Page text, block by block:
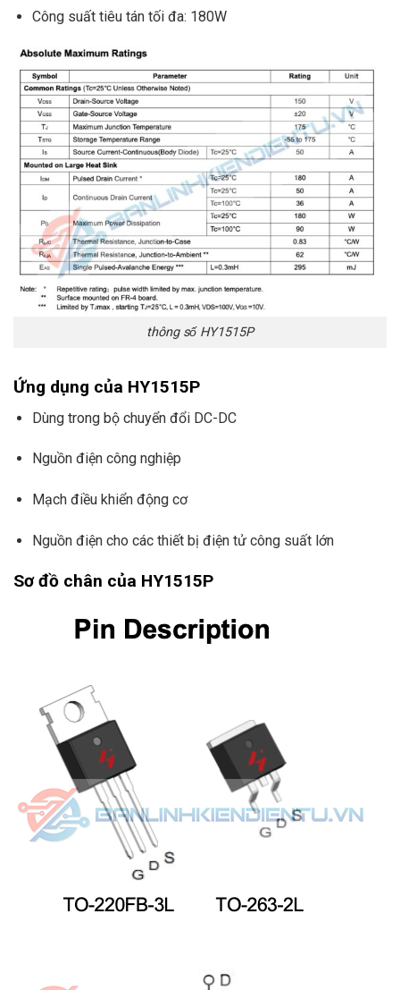
Công suất tiêu tán tối đa: 180W
thông số HY1515P
Ứng dụng của HY1515P
Dùng trong bộ chuyển đổi DC-DC
Nguồn điện công nghiệp
Mạch điều khiển động cơ
Nguồn điện cho các thiết bị điện tử công suất lớn
Sơ đồ chân của HY1515P